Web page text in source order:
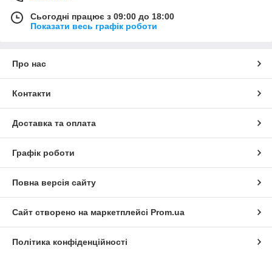
Сьогодні працює з 09:00 до 18:00
Показати весь графік роботи
Про нас
Контакти
Доставка та оплата
Графік роботи
Повна версія сайту
Сайт створено на маркетплейсі Prom.ua
Політика конфіденційності